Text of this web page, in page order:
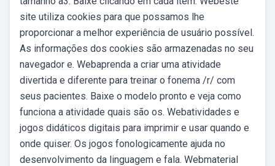
site utiliza cookies para que possamos lhe
proporcionar a melhor experiência de usuário possível.
As informações dos cookies são armazenadas no seu
navegador e. Webaprenda a criar uma atividade
divertida e diferente para treinar o fonema /r/ com
seus pacientes. Baixe o modelo pronto e veja como
funciona a atividade quais são os. Webatividades e
jogos didáticos digitais para imprimir e usar quando e
onde quiser. Os jogos fonologicamente ajuda no
desenvolvimento da linguagem e fala. Webmaterial